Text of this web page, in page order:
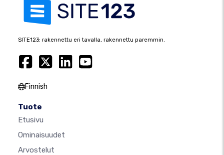
SITE123: rakennettu eri tavalla, rakennettu paremmin.
Finnish
Tuote
Etusivu
Ominaisuudet
Arvostelut